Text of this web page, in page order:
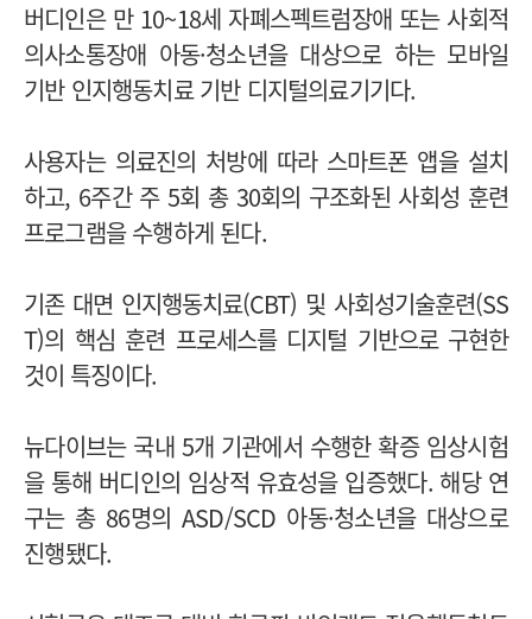
버디인은 만 10~18세 자폐스펙트럼장애 또는 사회적
의사소통장애 아동·청소년을 대상으로 하는 모바일
기반 인지행동치료 기반 디지털의료기기다.
사용자는 의료진의 처방에 따라 스마트폰 앱을 설치
하고, 6주간 주 5회 총 30회의 구조화된 사회성 훈련
프로그램을 수행하게 된다.
기존 대면 인지행동치료(CBT) 및 사회성기술훈련(SS
T)의 핵심 훈련 프로세스를 디지털 기반으로 구현한
것이 특징이다.
뉴다이브는 국내 5개 기관에서 수행한 확증 임상시험
을 통해 버디인의 임상적 유효성을 입증했다. 해당 연
구는 총 86명의 ASD/SCD 아동·청소년을 대상으로
진행됐다.